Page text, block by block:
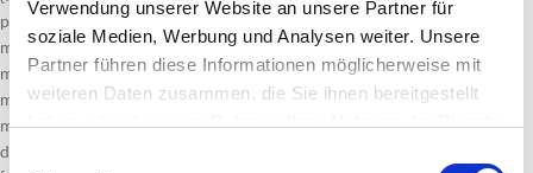
Verwendung unserer Website an unsere Partner für
soziale Medien, Werbung und Analysen weiter. Unsere
Partner führen diese Informationen möglicherweise mit
weiteren Daten zusammen, die Sie ihnen bereitgestellt
panose-1:2 4 5 3 5 4 6 3 2 4;
mso-font-charset:0;
mso-generic-font-family:auto;
mso-font-pitch:variable;
mso-font-signature:3 0 0 0 1 0;}p.MsoNormal, li.MsoNormal,
div.MsoNormal